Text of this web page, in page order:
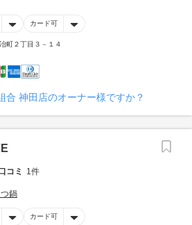
カード可
町２丁目３－１４
合 神田店のオーナー様ですか？
コミ 1件
つ鍋
カード可